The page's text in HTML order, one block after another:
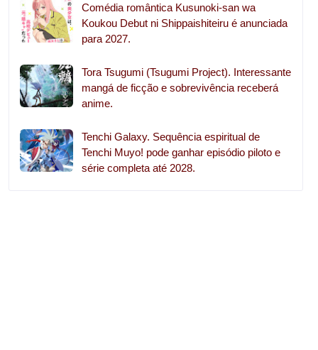
Comédia romântica Kusunoki-san wa
Koukou Debut ni Shippaishiteiru é anunciada
para 2027.
Tora Tsugumi (Tsugumi Project). Interessante
mangá de ficção e sobrevivência receberá
anime.
Tenchi Galaxy. Sequência espiritual de
Tenchi Muyo! pode ganhar episódio piloto e
série completa até 2028.